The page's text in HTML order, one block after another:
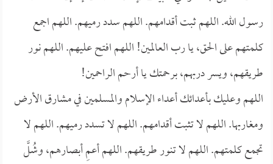
رسول الله. اللهم ثبت أقدامهم. اللهم سدد رميهم. اللهم اجمع
كلمتهم على الحق، يا رب العالمين! اللهم افتح عليهم. اللهم نور
طريقهم، ويسر دربهم، برحمتك يا أرحم الراحمين!
اللهم وعليك بأعدائك أعداء الإسلام والمسلمين في مشارق الأرض
ومغاربها. اللهم لا تثبت أقدامهم. اللهم لا تسدد رميهم. اللهم لا
تجمع كلمتهم. اللهم لا تنور طريقهم. اللهم أعمِ أبصارهم، وشُلَّ